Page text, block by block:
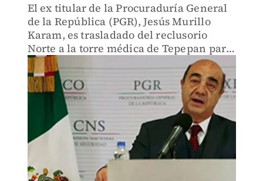
El ex titular de la Procuraduría General
de la República (PGR), Jesús Murillo
Karam, es trasladado del reclusorio
Norte a la torre médica de Tepepan para
ser atendido por hipertensión.